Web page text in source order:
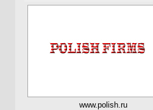
www.polish.ru